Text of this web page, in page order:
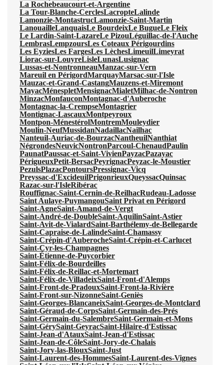
La Rochebeaucourt-et-Argentine
La Tour-Blanche-CerclesLacropteLalinde
Lamonzie-MontastrucLamonzie-Saint-Martin
LanouailleLanquaisLe BourdeixLe BugueLe Fleix
Le Lardin-Saint-LazareLe PizouLéguillac-de-l'Auche
LembrasLempzoursLes Coteaux Périgourdins
Les EyziesLes FargesLes LèchesLimeuilLimeyrat
Liorac-sur-LouyreLisleLunasLusignac
Lussas-et-NontronneauManzac-sur-Vern
Mareuil en PérigordMarquayMarsac-sur-l'Isle
Mauzac-et-Grand-CastangMauzens-et-Miremont
MayacMénespletMensignacMialetMilhac-de-Nontron
MinzacMonfauconMontagnac-d'Auberoche
Montagnac-la-CrempseMontagrier
Montignac-LascauxMontpeyroux
Montpon-MénestérolMontremMouleydier
Moulin-NeufMussidanNadaillacNailhac
Nanteuil-Auriac-de-BourzacNantheuilNanthiat
NégrondesNeuvicNontronParcoul-ChenaudPaulin
PaunatPaussac-et-Saint-VivienPayzacPazayac
PérigueuxPetit-BersacPeyrignacPeyzac-le-Moustier
PezulsPlazacPontoursPressignac-Vicq
Preyssac-d'ExcideuilPrigonrieuxQueyssacQuinsac
Razac-sur-l'IsleRibérac
Rouffignac-Saint-Cernin-de-ReilhacRudeau-Ladosse
Saint Aulaye-PuymangouSaint Privat en Périgord
Saint-AgneSaint-Amand-de-Vergt
Saint-André-de-DoubleSaint-AquilinSaint-Astier
Saint-Avit-de-VialardSaint-Barthélemy-de-Bellegarde
Saint-Capraise-de-LalindeSaint-Chamassy
Saint-Crépin-d'AuberocheSaint-Crépin-et-Carlucet
Saint-Cyr-les-Champagnes
Saint-Étienne-de-Puycorbier
Saint-Félix-de-Bourdeilles
Saint-Félix-de-Reillac-et-Mortemart
Saint-Félix-de-VilladeixSaint-Front-d'Alemps
Saint-Front-de-PradouxSaint-Front-la-Rivière
Saint-Front-sur-NizonneSaint-Geniès
Saint-Georges-BlancaneixSaint-Georges-de-Montclard
Saint-Géraud-de-CorpsSaint-Germain-des-Prés
Saint-Germain-du-SalembreSaint-Germain-et-Mons
Saint-GérySaint-GeyracSaint-Hilaire-d'Estissac
Saint-Jean-d'AtauxSaint-Jean-d'Estissac
Saint-Jean-de-CôleSaint-Jory-de-Chalais
Saint-Jory-las-BlouxSaint-Just
Saint-Laurent-des-HommesSaint-Laurent-des-Vignes